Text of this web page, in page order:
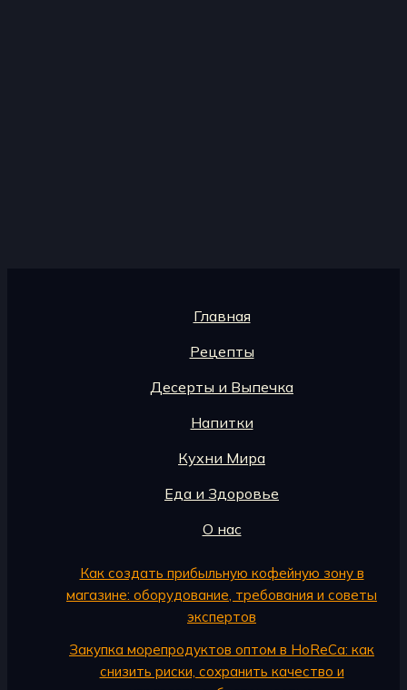
Главная
Рецепты
Десерты и Выпечка
Напитки
Кухни Мира
Еда и Здоровье
О нас
Как создать прибыльную кофейную зону в
магазине: оборудование, требования и советы
экспертов
Закупка морепродуктов оптом в HoReCa: как
снизить риски, сохранить качество и